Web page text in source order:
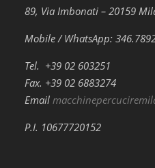
89, Via Imbonati – 20159
Mobile / WhatsApp:
Tel. +39 02 603251
Fax. +39 02 6883274
Email
P.I. 10677720152